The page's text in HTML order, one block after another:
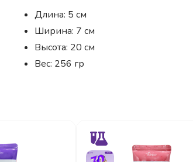
Длина: 5 см
Ширина: 7 см
Высота: 20 см
Вес: 256 гр